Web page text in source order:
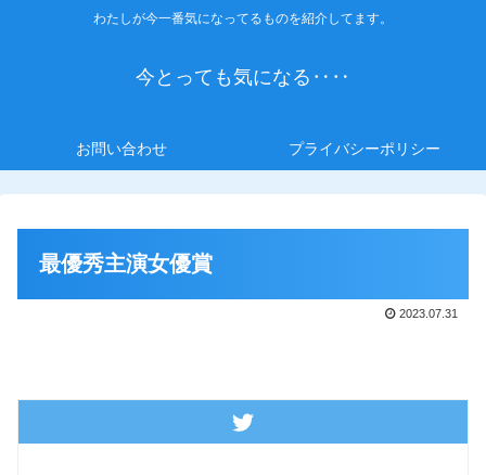
わたしが今一番気になってるものを紹介してます。
今とっても気になる‥‥
お問い合わせ プライバシーポリシー
最優秀主演女優賞
2023.07.31